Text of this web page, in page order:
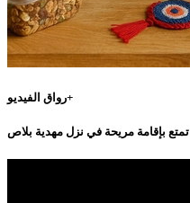
رواق الفيديو+
تمتع بإقامة مريحة في نزل مهدية بلاص